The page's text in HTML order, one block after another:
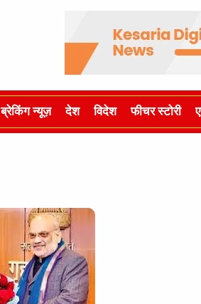
ब्रेकिंग न्यूज़ देश विदेश फीचर स्टोरी